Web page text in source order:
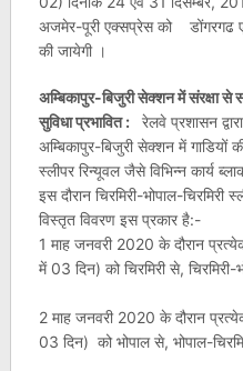
अजमेर-पूरी एक्सप्रेस को डोंगरगढ
की जायेगी ।
अम्बिकापुर-बिजुरी सेक्शन में संरक्षा
सुविधा प्रभावित :
रेलवे प्रशासन
अम्बिकापुर-बिजुरी सेक्शन में गाडियों
स्लीपर रिन्यूवल जैसे विभिन्न कार्य
इस दौरान चिरमिरी-भोपाल-चिरमिरी
विस्तृत विवरण इस प्रकार है:-
1 माह जनवरी 2020 के दौरान
में 03 दिन) को चिरमिरी से, चिरमिरी-
2 माह जनवरी 2020 के दौरान
03 दिन) को भोपाल से, भोपाल-